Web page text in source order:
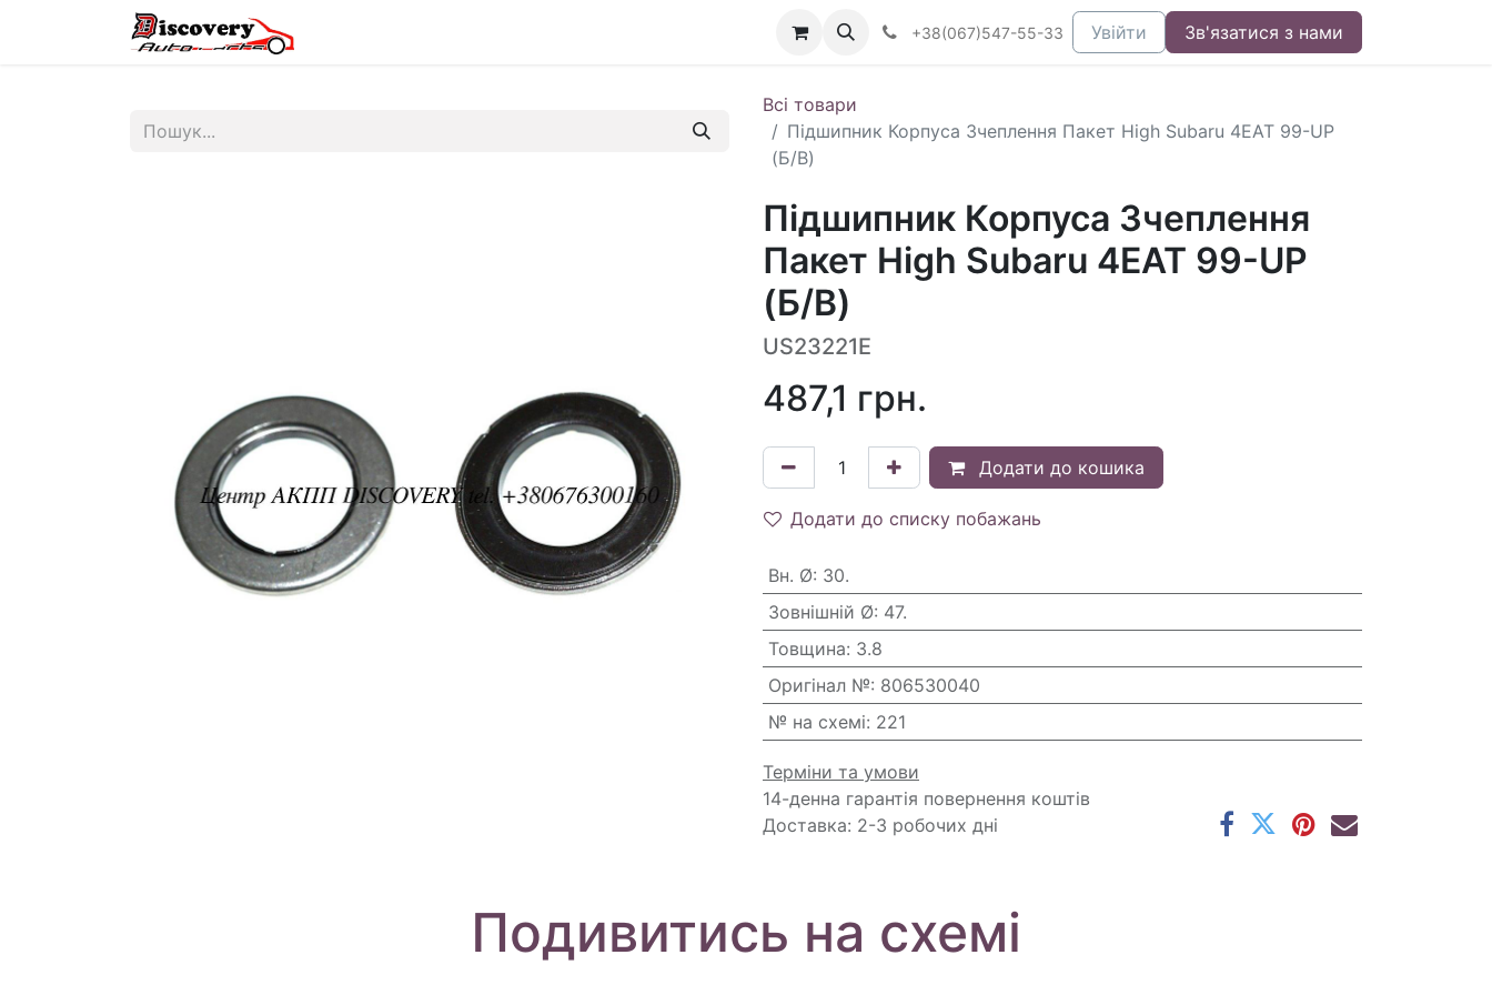
+38(067)547-55-33 Увійти Зв'язатися з нами
Всі товари
Підшипник Корпуса Зчеплення Пакет High Subaru 4EAT 99-UP
(Б/В)
Підшипник Корпуса Зчеплення
Пакет High Subaru 4EAT 99-UP
(Б/В)
US23221E
487,1 грн.
Додати до кошика
Додати до списку побажань
Вн. Ø: 30.
Зовнішній Ø: 47.
Товщина: 3.8
Оригінал №: 806530040
№ на схемі: 221
Терміни та умови
14-денна гарантія повернення коштів
Доставка: 2-3 робочих дні
Подивитись на схемі